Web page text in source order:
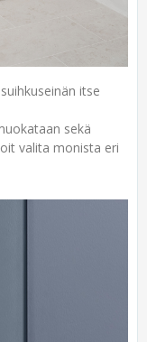
itse
sekä
valita monista eri